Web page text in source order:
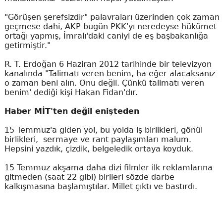
"Görüşen şerefsizdir" palavraları üzerinden çok zaman
geçmese dahi, AKP bugün PKK'yı neredeyse hükümet
ortağı yapmış, İmralı'daki caniyi de eş başbakanlığa
getirmiştir."
R. T. Erdoğan 6 Haziran 2012 tarihinde bir televizyon
kanalında "Talimatı veren benim, ha eğer alacaksanız
o zaman beni alın. Onu değil. Çünkü talimatı veren
benim' dediği kişi Hakan Fidan'dır.
Haber MİT'ten değil enişteden
15 Temmuz'a giden yol, bu yolda iş birlikleri, gönül
birlikleri, sermaye ve rant paylaşımları malum.
Hepsini yazdık, çizdik, belgeledik ortaya koyduk.
15 Temmuz akşama daha dizi filmler ilk reklamlarına
gitmeden (saat 22 gibi) birileri sözde darbe
kalkışmasına başlamıştılar. Millet çıktı ve bastırdı.